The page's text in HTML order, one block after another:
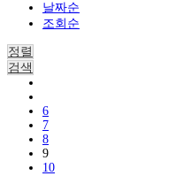
날짜순
조회순
정렬
검색
6
7
8
9
10